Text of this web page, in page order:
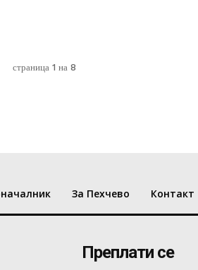
страница 1 на 8
За Пехчево Контакт
Преплати се